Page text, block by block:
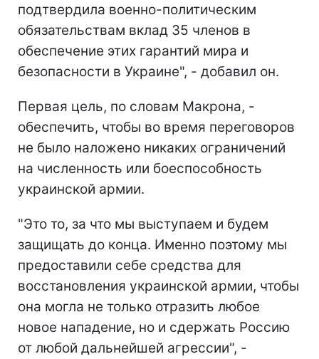
подтвердила военно-политическим
обязательствам вклад 35 членов в
обеспечение этих гарантий мира и
безопасности в Украине", - добавил он.
Первая цель, по словам Макрона, -
обеспечить, чтобы во время переговоров
не было наложено никаких ограничений
на численность или боеспособность
украинской армии.
"Это то, за что мы выступаем и будем
защищать до конца. Именно поэтому мы
предоставили себе средства для
восстановления украинской армии, чтобы
она могла не только отразить любое
новое нападение, но и сдержать Россию
от любой дальнейшей агрессии", -